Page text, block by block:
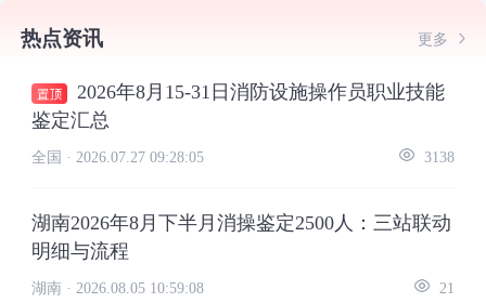
热点资讯 更多
2026年8月15-31日消防设施操作员职业技能
鉴定汇总
全国 · 2026.07.27 09:28:05 3138
湖南2026年8月下半月消操鉴定2500人：三站联动
明细与流程
湖南 · 2026.08.05 10:59:08 21